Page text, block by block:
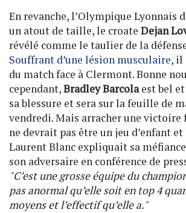
En revanche, l’Olympique Lyonnais
un atout de taille, le croate Dejan
révélé comme le taulier de la
Souffrant d’une lésion musculaire, il
du match face à Clermont. Bonne
cependant,Bradley Barcolaest bel
sa blessure et sera sur la feuille de
vendredi. Mais arracher une victoire
ne devrait pas être un jeu d’enfant et
Laurent Blanc expliquait sa
son adversaire en conférence de
"C’est une grosse équipe du
pas anormal qu’elle soit en top 4
moyens et l’effectif qu’elle a."